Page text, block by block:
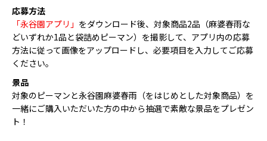
応募方法
「永谷園アプリ」 をダウンロード後、対象商品2品（麻婆春雨な
どいずれか1品と袋詰めピーマン）を撮影して、アプリ内の応募
方法に従って画像をアップロードし、必要項目を入力してご応募
ください。
景品
対象のピーマンと永谷園麻婆春雨（をはじめとした対象商品）を
一緒にご購入いただいた方の中から抽選で素敵な景品をプレゼン
ト！